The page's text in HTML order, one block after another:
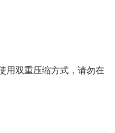
用双重压缩方式，请勿在